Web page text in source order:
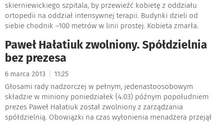
skierniewickiego szpitala, by przewieźć kobietę z oddziału
ortopedii na oddział intensywnej terapii. Budynki dzieli od
siebie chodnik –100 metrów w linii prostej. Kobieta zmarła.
Paweł Hałatiuk zwolniony. Spółdzielnia
bez prezesa
6 marca 2013 11:25
Głosami rady nadzorczej w pełnym, jedenastoosobowym
składzie w miniony poniedziałek (4.03) późnym popołudniem
prezes Paweł Hałatiuk został zwolniony z zarządzania
spółdzielnią. Obowiązki na czas wyłonienia menadżera przejął